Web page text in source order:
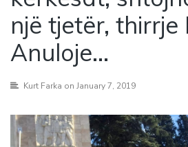
një tjetër, thirrje
Anuloje…
Kurt Farka on January 7, 2019